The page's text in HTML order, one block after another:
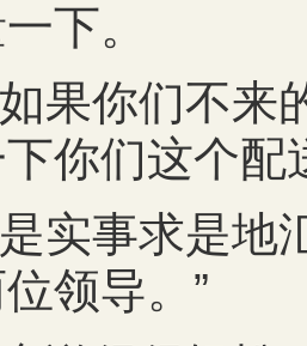
下。
果你们不来
你们这个配
实事求是地
领导。”